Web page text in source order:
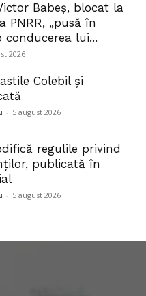
Babeș, blocat la
PNRR, „pusă în
conducerea lui...
2026
Colebil și
- 5 august 2026
regulile privind
publicată în
- 5 august 2026